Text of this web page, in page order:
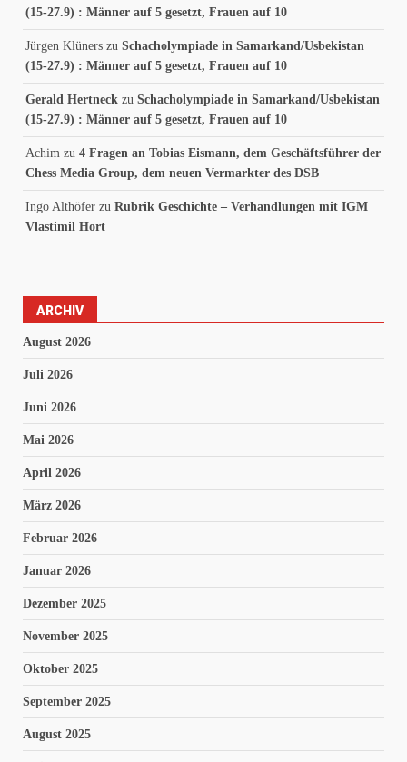
(15-27.9) : Männer auf 5 gesetzt, Frauen auf 10
Jürgen Klüners zu Schacholympiade in Samarkand/Usbekistan
(15-27.9) : Männer auf 5 gesetzt, Frauen auf 10
Gerald Hertneck zu Schacholympiade in Samarkand/Usbekistan
(15-27.9) : Männer auf 5 gesetzt, Frauen auf 10
Achim zu 4 Fragen an Tobias Eismann, dem Geschäftsführer der
Chess Media Group, dem neuen Vermarkter des DSB
Ingo Althöfer zu Rubrik Geschichte – Verhandlungen mit IGM
Vlastimil Hort
ARCHIV
August 2026
Juli 2026
Juni 2026
Mai 2026
April 2026
März 2026
Februar 2026
Januar 2026
Dezember 2025
November 2025
Oktober 2025
September 2025
August 2025